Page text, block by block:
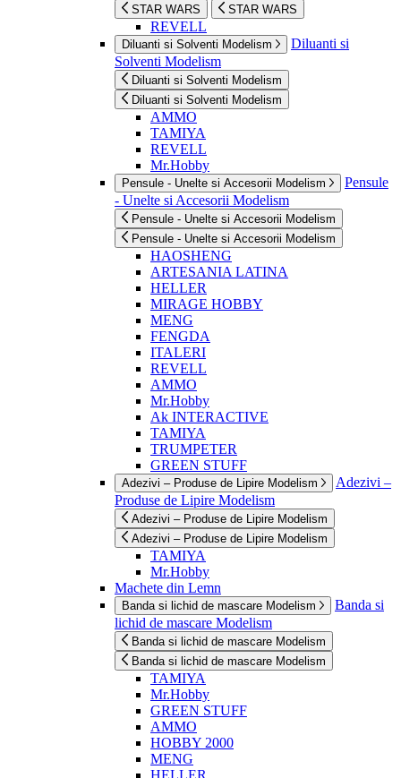
STAR WARS STAR WARS
REVELL
Diluanti si Solventi Modelism
Diluanti si
Solventi Modelism
Diluanti si Solventi Modelism
Diluanti si Solventi Modelism
AMMO
TAMIYA
REVELL
Mr.Hobby
Pensule - Unelte si Accesorii Modelism
Pensule
- Unelte si Accesorii Modelism
Pensule - Unelte si Accesorii Modelism
Pensule - Unelte si Accesorii Modelism
HAOSHENG
ARTESANIA LATINA
HELLER
MIRAGE HOBBY
MENG
FENGDA
ITALERI
REVELL
AMMO
Mr.Hobby
Ak INTERACTIVE
TAMIYA
TRUMPETER
GREEN STUFF
Adezivi – Produse de Lipire Modelism
Adezivi –
Produse de Lipire Modelism
Adezivi – Produse de Lipire Modelism
Adezivi – Produse de Lipire Modelism
TAMIYA
Mr.Hobby
Machete din Lemn
Banda si lichid de mascare Modelism
Banda si
lichid de mascare Modelism
Banda si lichid de mascare Modelism
Banda si lichid de mascare Modelism
TAMIYA
Mr.Hobby
GREEN STUFF
AMMO
HOBBY 2000
MENG